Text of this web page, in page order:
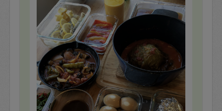
ローストビーフ
豚角煮
たらのフリット
レタスのファルシ
鶏ハム
他、野菜のサイドディッシュ
カボチャスープは、出来上がったそばから子どもが喜ん
で食べていました。
早速今日の夕飯に頂きます。
またぜひお願いしたいです。